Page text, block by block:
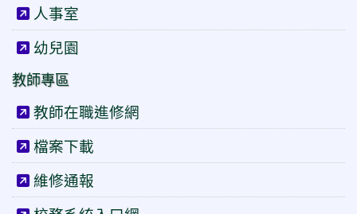
人事室
幼兒園
教師專區
教師在職進修網
檔案下載
維修通報